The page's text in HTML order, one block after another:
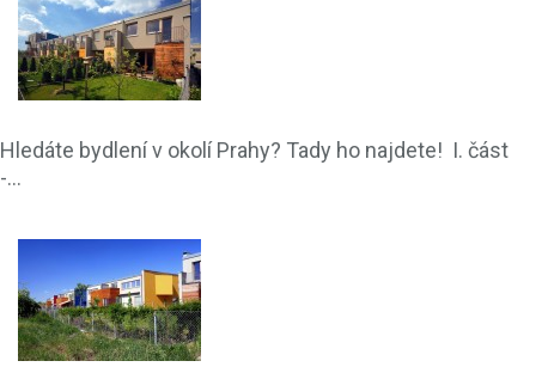
Hledáte bydlení v okolí Prahy? Tady ho najdete! I. část
-...